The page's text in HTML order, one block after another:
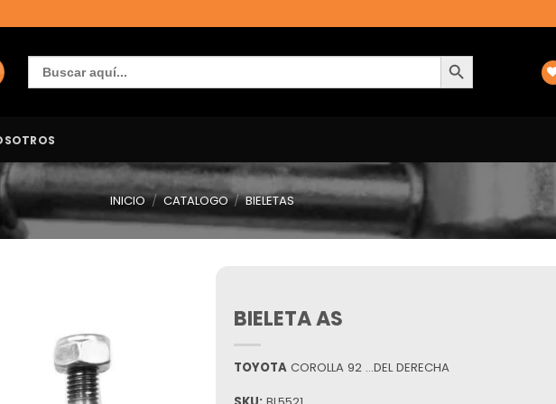
Buscar:
BOTÓN DE BÚSQUEDA
INICIO / CATALOGO / BIELETAS
BIELETA AS
TOYOTA COROLLA 92 …DEL DERECHA